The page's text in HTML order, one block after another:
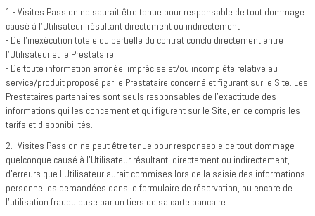
1.- Visites Passion ne saurait être tenue pour responsable de tout dommage
causé à l’Utilisateur, résultant directement ou indirectement :
- De l’inexécution totale ou partielle du contrat conclu directement entre
l’Utilisateur et le Prestataire.
- De toute information erronée, imprécise et/ou incomplète relative au
service/produit proposé par le Prestataire concerné et figurant sur le Site. Les
Prestataires partenaires sont seuls responsables de l’exactitude des
informations qui les concernent et qui figurent sur le Site, en ce compris les
tarifs et disponibilités.
2.- Visites Passion ne peut être tenue pour responsable de tout dommage
quelconque causé à l’Utilisateur résultant, directement ou indirectement,
d’erreurs que l’Utilisateur aurait commises lors de la saisie des informations
personnelles demandées dans le formulaire de réservation, ou encore de
l’utilisation frauduleuse par un tiers de sa carte bancaire.